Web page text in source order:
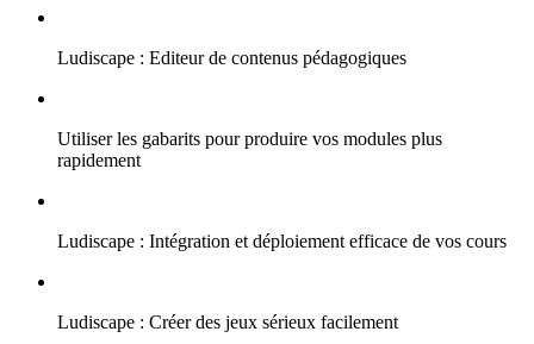
Ludiscape : Editeur de contenus pédagogiques
Utiliser les gabarits pour produire vos modules plus
rapidement
Ludiscape : Intégration et déploiement efficace de vos cours
Ludiscape : Créer des jeux sérieux facilement